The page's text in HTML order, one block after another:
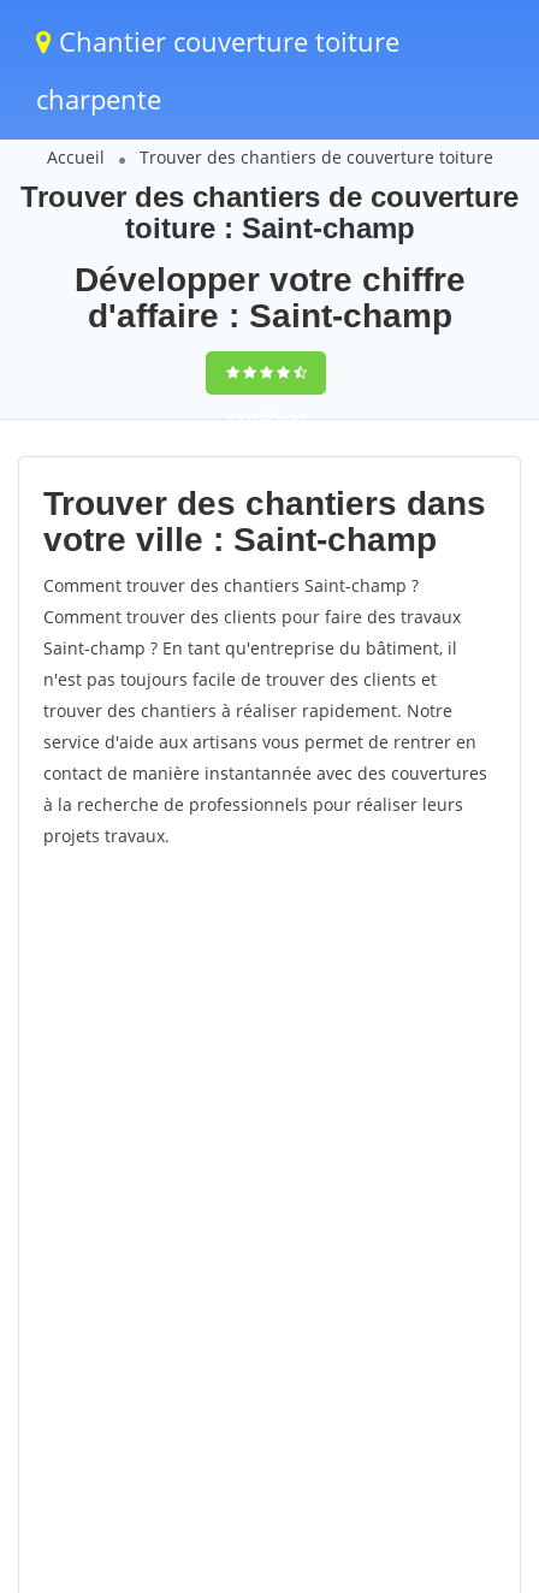
Chantier couverture toiture
charpente
Accueil Trouver des chantiers de couverture toiture
Trouver des chantiers de couverture
toiture : Saint-champ
Développer votre chiffre
d'affaire : Saint-champ
9,5(100%)64
votes
Trouver des chantiers dans
votre ville : Saint-champ
Comment trouver des chantiers Saint-champ ?
Comment trouver des clients pour faire des travaux
Saint-champ ? En tant qu'entreprise du bâtiment, il
n'est pas toujours facile de trouver des clients et
trouver des chantiers à réaliser rapidement. Notre
service d'aide aux artisans vous permet de rentrer en
contact de manière instantannée avec des couvertures
à la recherche de professionnels pour réaliser leurs
projets travaux.